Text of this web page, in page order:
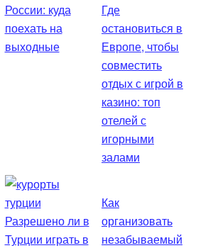
России: куда
поехать на
выходные
Где
остановиться в
Европе, чтобы
совместить
отдых с игрой в
казино: топ
отелей с
игорными
залами
Разрешено ли в
Турции играть в
Как
организовать
незабываемый